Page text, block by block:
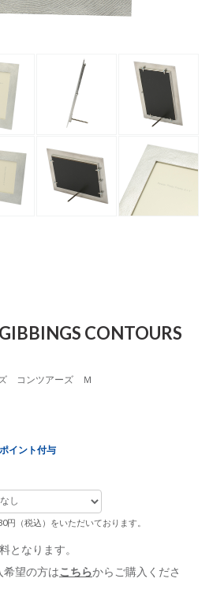
CONTOURS
ズ コンツアーズ Ｍ
イント付与
円（税込）をいただいております。
となります。
希望の方はこちらからご購入くださ